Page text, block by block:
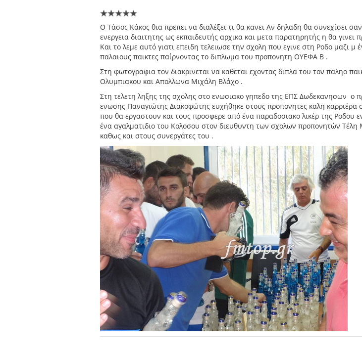
O Tάσος Κάκος θια πρεπει να διαλέξει τι θα κανει Αν δηλαδη θα συνεχίσει
ενεργεια διαιτητης ως εκπαιδευτής αρχικα και μετα παρατηρητής η θα γινει
Και το λεμε αυτό γιατι επειδη τελειωσε την σχολη που εγινε στη Ροδο μαζι μ
παλαιους παικτες παίρνοντας το διπλωμα του προπονητη ΟΥΕΦΑ Β .
Στη φωτογραφια τον διακρινεται να καθεται εχοντας διπλα του τον παληο
Ολυμπιακου και Απολλωνα Μιχάλη Βλάχο .
Στη τελετη ληξης της σχολης στο ενωσιακο γηπεδο της ΕΠΣ Δωδεκανησων ο
ενωσης Παναγιώτης Διακοφώτης ευχήθηκε στους προπονητες καλη καρριέρα
που θα εργαστουν και τους προσφερε από ένα παραδοσιακο λικέρ της Ροδου
ένα αγαλματιδιο του Κολοσου στον διευθυντη των σχολων προπονητών
καθως και στους συνεργάτες του .